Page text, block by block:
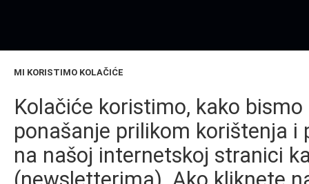
MI KORISTIMO KOLAČIĆE
Kolačiće koristimo, kako
ponašanje prilikom korištenja
na našoj internetskoj stranici